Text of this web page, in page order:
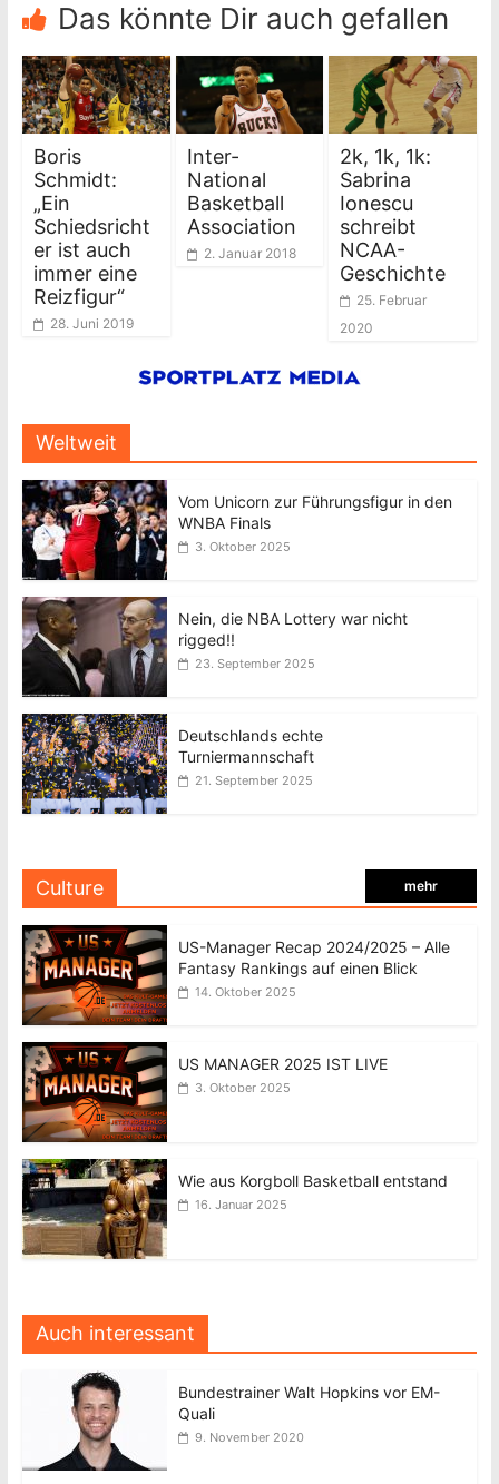
Das könnte Dir auch gefallen
Boris
Schmidt:
„Ein
Schiedsricht
er ist auch
immer eine
Reizfigur“
28. Juni 2019
Inter-
National
Basketball
Association
2. Januar 2018
2k, 1k, 1k:
Sabrina
Ionescu
schreibt
NCAA-
Geschichte
25. Februar
2020
Weltweit
Vom Unicorn zur Führungsfigur in den
WNBA Finals
3. Oktober 2025
Nein, die NBA Lottery war nicht
rigged!!
23. September 2025
Deutschlands echte
Turniermannschaft
21. September 2025
Culture mehr
US-Manager Recap 2024/2025 – Alle
Fantasy Rankings auf einen Blick
14. Oktober 2025
US MANAGER 2025 IST LIVE
3. Oktober 2025
Wie aus Korgboll Basketball entstand
16. Januar 2025
Auch interessant
Bundestrainer Walt Hopkins vor EM-
Quali
9. November 2020